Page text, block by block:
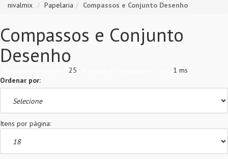
nivalmix Papelaria Compassos e Conjunto Desenho
Compassos e Conjunto
Desenho
25
1 ms
Ordenar por:
Itens por página: